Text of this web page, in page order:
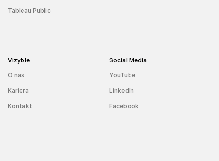
Tableau Public
Vizyble
O nas
Kariera
Kontakt
Social Media
YouTube
LinkedIn
Facebook